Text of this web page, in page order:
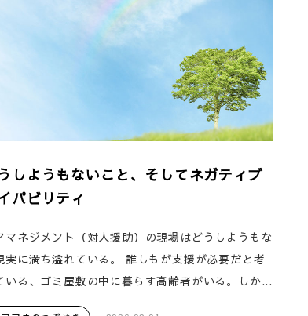
しようもないこと、そしてネガティブ
パビリティ
マネジメント（対人援助）の現場はどうしようもな
実に満ち溢れている。 誰しもが支援が必要だと考
いる、ゴミ屋敷の中に暮らす高齢者がいる。しか...